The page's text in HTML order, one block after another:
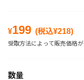
¥199 (税込¥218)
受取方法によって販売価格
数量